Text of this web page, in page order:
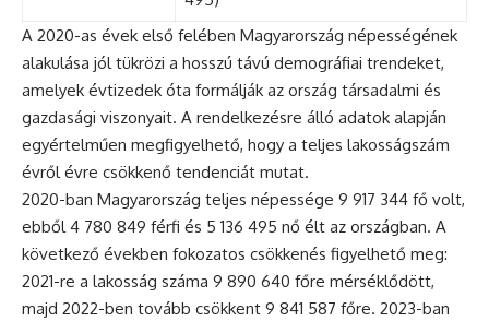
A 2020-as évek első felében Magyarország népességének
alakulása jól tükrözi a hosszú távú demográfiai trendeket,
amelyek évtizedek óta formálják az ország társadalmi és
gazdasági viszonyait. A rendelkezésre álló adatok alapján
egyértelműen megfigyelhető, hogy a teljes lakosságszám
évről évre csökkenő tendenciát mutat.
2020-ban Magyarország teljes népessége 9 917 344 fő volt,
ebből 4 780 849 férfi és 5 136 495 nő élt az országban. A
következő években fokozatos csökkenés figyelhető meg:
2021-re a lakosság száma 9 890 640 főre mérséklődött,
majd 2022-ben tovább csökkent 9 841 587 főre. 2023-ban